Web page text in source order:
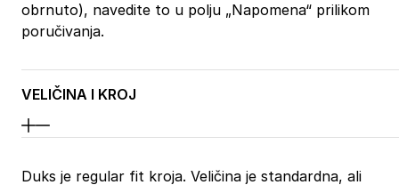
obrnuto), navedite to u polju „Napomena“ prilikom
poručivanja.
VELIČINA I KROJ
Duks je regular fit kroja. Veličina je standardna, ali